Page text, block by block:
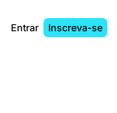
Entrar Inscreva-se